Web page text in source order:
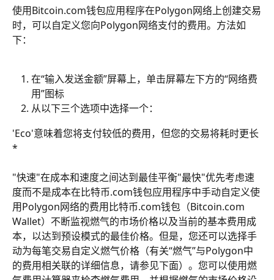
使用Bitcoin.com钱包应用程序在Polygon网络上创建交易
时，可以自定义您向Polygon网络支付的费用。方法如
下：
在“输入发送金额”屏幕上，单击屏幕左下方的“网络费
用”图标
从以下三个选项中选择一个：
'Eco'意味着您将支付较低的费用，但您的交易将耗时更长
*
"快速"在成本和速度之间达到最佳平衡"最快"优先考虑速
度而不是成本在比特币.com钱包应用程序中手动自定义使
用Polygon网络的费用比特币.com钱包（Bitcoin.com
Wallet）不断监视燃气的市场价格以及当前的基本费用成
本，以达到预设模式的最佳价格。但是，您还可以选择手
动为每笔交易自定义燃气价格（有关“燃气”与Polygon中
的费用相关联的详细信息，请参见下面）。您可以使用燃